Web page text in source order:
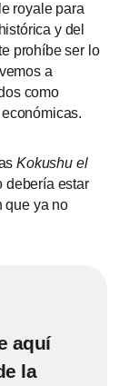
royale para
y del
prohíbe ser lo
a
como
Kokushu el
debería estar
que ya no
aquí
la